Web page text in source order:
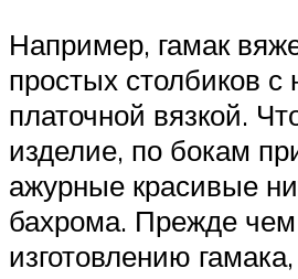
Например, гамак
простых столбиков с
платочной вязкой.
изделие, по бокам
ажурные красивые
бахрома. Прежде чем
изготовлению